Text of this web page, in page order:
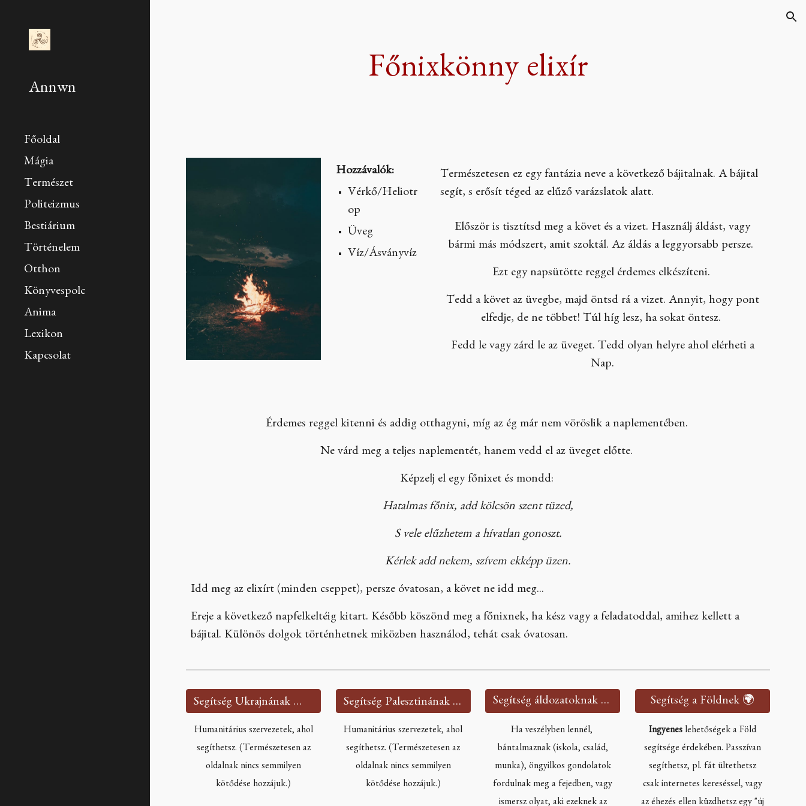
Annwn
Főoldal
Mágia
Természet
Politeizmus
Bestiárium
Történelem
Otthon
Könyvespolc
Anima
Lexikon
Kapcsolat
Főnixkönny elixír
Hozzávalók:
Vérkő/Heliotr
op
Üveg
Víz/Ásványvíz
Természetesen ez egy fantázia neve a következő bájitalnak. A bájital
segít, s erősít téged az elűző varázslatok alatt.
Először is tisztítsd meg a követ és a vizet. Használj áldást, vagy
bármi más módszert, amit szoktál. Az áldás a leggyorsabb persze.
Ezt egy napsütötte reggel érdemes elkészíteni.
Tedd a követ az üvegbe, majd öntsd rá a vizet. Annyit, hogy pont
elfedje, de ne többet! Túl híg lesz, ha sokat öntesz.
Fedd le vagy zárd le az üveget. Tedd olyan helyre ahol elérheti a
Nap.
Érdemes reggel kitenni és addig otthagyni, míg az ég már nem vöröslik a naplementében.
Ne várd meg a teljes naplementét, hanem vedd el az üveget előtte.
Képzelj el egy főnixet és mondd:
Hatalmas főnix, add kölcsön szent tüzed,
S vele elűzhetem a hívatlan gonoszt.
Kérlek add nekem, szívem ekképp üzen.
Idd meg az elixírt (minden cseppet), persze óvatosan, a követ ne idd meg...
Ereje a következő napfelkeltéig kitart. Később köszönd meg a főnixnek, ha kész vagy a feladatoddal, amihez kellett a
bájital. Különös dolgok történhetnek miközben használod, tehát csak óvatosan.
Segítség Ukrajnának 🇺🇦
Humanitárius szervezetek, ahol
segíthetsz. (Természetesen az
oldalnak nincs semmilyen
kötődése hozzájuk.)
Segítség Palesztinának 🇵🇸
Humanitárius szervezetek, ahol
segíthetsz. (Természetesen az
oldalnak nincs semmilyen
kötődése hozzájuk.)
Segítség áldozatoknak 🫂
Ha veszélyben lennél,
bántalmaznak (iskola, család,
munka), öngyilkos gondolatok
fordulnak meg a fejedben, vagy
ismersz olyat, aki ezeknek az
Segítség a Földnek 🌍
Ingyenes lehetőségek a Föld
segítsége érdekében. Passzívan
segíthetsz, pl. fát ültethetsz
csak internetes kereséssel, vagy
az éhezés ellen küzdhetsz egy "új